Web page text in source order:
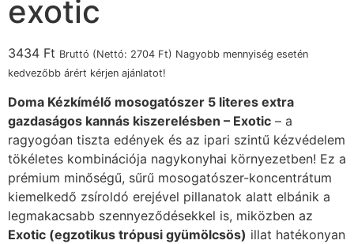
exotic
3434 Ft Bruttó (Nettó: 2704 Ft) Nagyobb mennyiség esetén
kedvezőbb árért kérjen ajánlatot!
Doma Kézkímélő mosogatószer 5 literes extra
gazdaságos kannás kiszerelésben – Exotic – a
ragyogóan tiszta edények és az ipari szintű kézvédelem
tökéletes kombinációja nagykonyhai környezetben! Ez a
prémium minőségű, sűrű mosogatószer-koncentrátum
kiemelkedő zsíroldó erejével pillanatok alatt elbánik a
legmakacsabb szennyeződésekkel is, miközben az
Exotic (egzotikus trópusi gyümölcsös) illat hatékonyan